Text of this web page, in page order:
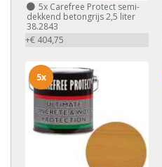
5x Carefree Protect semi-
dekkend betongrijs 2,5 liter
38.2843
+€ 404,75
5x